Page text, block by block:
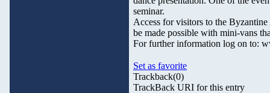
seminar.
Access for visitors to the
be made possible with mini-vans
For further information log on to:
Set as favorite
Trackback(0)
TrackBack URI for this entry